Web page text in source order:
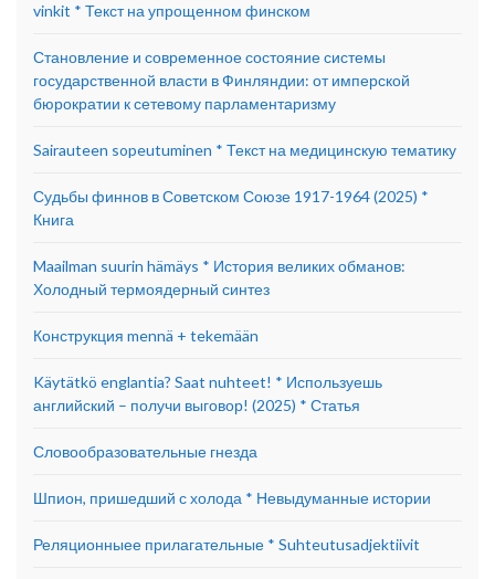
vinkit * Текст на упрощенном финском
Становление и современное состояние системы
государственной власти в Финляндии: от имперской
бюрократии к сетевому парламентаризму
Sairauteen sopeutuminen * Текст на медицинскую тематику
Судьбы финнов в Советском Союзе 1917-1964 (2025) *
Книга
Maailman suurin hämäys * История великих обманов:
Холодный термоядерный синтез
Конструкция mennä + tekemään
Käytätkö englantia? Saat nuhteet! * Используешь
английский – получи выговор! (2025) * Статья
Словообразовательные гнезда
Шпион, пришедший с холода * Невыдуманные истории
Реляционныее прилагательные * Suhteutusadjektiivit